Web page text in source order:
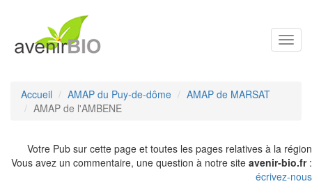
Accueil AMAP du Puy-de-dôme
AMAP de MARSAT
AMAP de l'AMBENE
Votre Pub sur cette page et toutes les pages relatives à la région
Vous avez un commentaire, une question à notre site avenir-bio.fr:
écrivez-nous